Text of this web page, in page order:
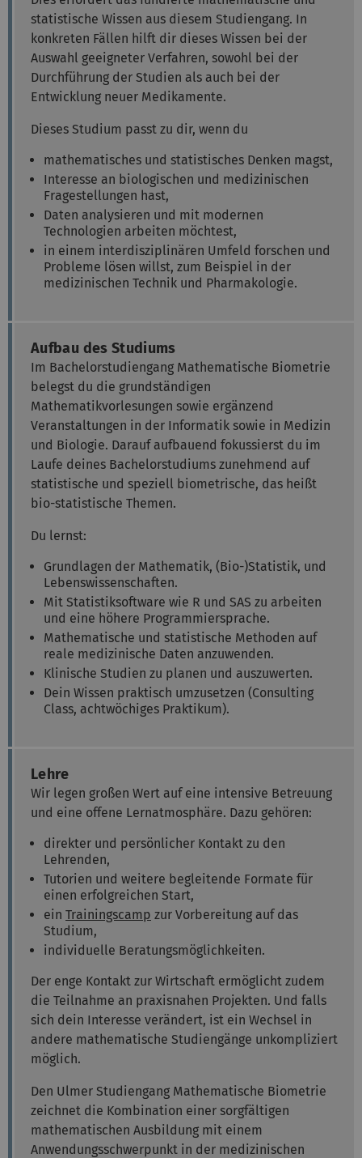
statistische Wissen aus diesem Studiengang. In
konkreten Fällen hilft dir dieses Wissen bei der
Auswahl geeigneter Verfahren, sowohl bei der
Durchführung der Studien als auch bei der
Entwicklung neuer Medikamente.
Dieses Studium passt zu dir, wenn du
mathematisches und statistisches Denken magst,
Interesse an biologischen und medizinischen
Fragestellungen hast,
Daten analysieren und mit modernen
Technologien arbeiten möchtest,
in einem interdisziplinären Umfeld forschen und
Probleme lösen willst, zum Beispiel in der
medizinischen Technik und Pharmakologie.
Aufbau des Studiums
Im Bachelorstudiengang Mathematische Biometrie
belegst du die grundständigen
Mathematikvorlesungen sowie ergänzend
Veranstaltungen in der Informatik sowie in Medizin
und Biologie. Darauf aufbauend fokussierst du im
Laufe deines Bachelorstudiums zunehmend auf
statistische und speziell biometrische, das heißt
bio-statistische Themen.
Du lernst:
Grundlagen der Mathematik, (Bio-)Statistik, und
Lebenswissenschaften.
Mit Statistiksoftware wie R und SAS zu arbeiten
und eine höhere Programmiersprache.
Mathematische und statistische Methoden auf
reale medizinische Daten anzuwenden.
Klinische Studien zu planen und auszuwerten.
Dein Wissen praktisch umzusetzen (Consulting
Class, achtwöchiges Praktikum).
Lehre
Wir legen großen Wert auf eine intensive Betreuung
und eine offene Lernatmosphäre. Dazu gehören:
direkter und persönlicher Kontakt zu den
Lehrenden,
Tutorien und weitere begleitende Formate für
einen erfolgreichen Start,
ein Trainingscamp zur Vorbereitung auf das
Studium,
individuelle Beratungsmöglichkeiten.
Der enge Kontakt zur Wirtschaft ermöglicht zudem
die Teilnahme an praxisnahen Projekten. Und falls
sich dein Interesse verändert, ist ein Wechsel in
andere mathematische Studiengänge unkompliziert
möglich.
Den Ulmer Studiengang Mathematische Biometrie
zeichnet die Kombination einer sorgfältigen
mathematischen Ausbildung mit einem
Anwendungsschwerpunkt in der medizinischen